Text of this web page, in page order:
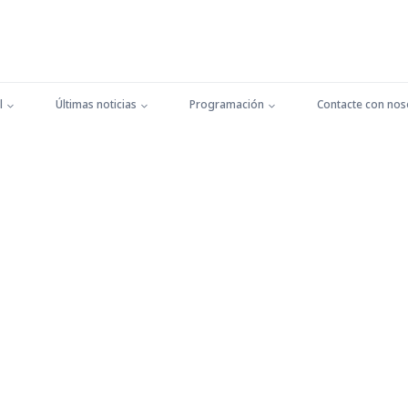
Últimas noticias Programación Contacte con